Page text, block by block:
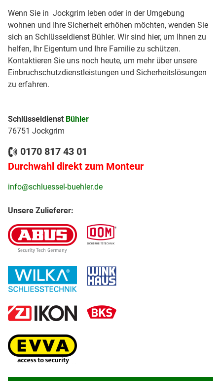
Wenn Sie in Jockgrim leben oder in der Umgebung
wohnen und Ihre Sicherheit erhöhen möchten, wenden Sie
sich an Schlüsseldienst Bühler. Wir sind hier, um Ihnen zu
helfen, Ihr Eigentum und Ihre Familie zu schützen.
Kontaktieren Sie uns noch heute, um mehr über unsere
Einbruchschutzdienstleistungen und Sicherheitslösungen
zu erfahren.
Schlüsseldienst Bühler
76751 Jockgrim
0170 817 43 01
Durchwahl direkt zum Monteur
info@schluessel-buehler.de
Unsere Zulieferer: